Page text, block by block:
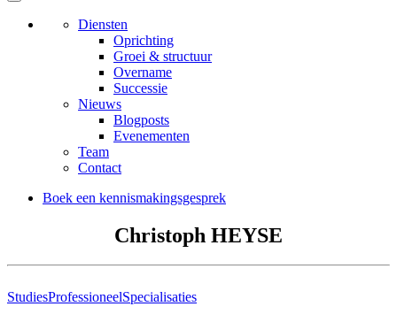
Diensten
Oprichting
Groei & structuur
Overname
Successie
Nieuws
Blogposts
Evenementen
Team
Contact
Boek een kennismakingsgesprek
Christoph HEYSE
StudiesProfessioneelSpecialisaties